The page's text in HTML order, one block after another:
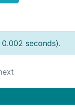
0.002 seconds).